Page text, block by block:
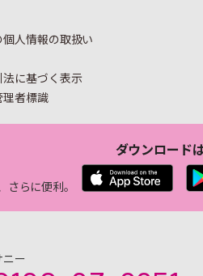
個人情報の取扱い
法に基づく表示
理者標識
らに便利。
ダウンロード
ニー